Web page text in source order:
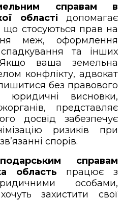
справам в
області допомагає
що стосуються прав на
меж, оформлення
та інших
Якщо ваша земельна
конфлікту, адвокат
без правового
юридичні висновки,
представляє
досвід забезпечує
ризиків при
спорів.
справам
область працює з
особами,
захистити свої